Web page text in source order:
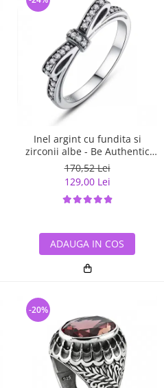
Inel argint cu fundita si
zirconii albe - Be Authentic
IST0007
170,52 Lei
129,00 Lei
ADAUGA IN COS
-20%